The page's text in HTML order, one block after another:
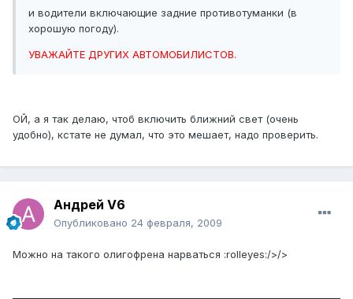
и водители включающие задние противотуманки (в
хорошую погоду).
УВАЖАЙТЕ ДРУГИХ АВТОМОБИЛИСТОВ.
ОЙ, а я так делаю, чтоб включить ближний свет (очень
удобно), кстате не думал, что это мешает, надо проверить.
Андрей V6
Опубликовано 24 февраля, 2009
Можно на такого олигофрена нарваться :rolleyes:/>/>